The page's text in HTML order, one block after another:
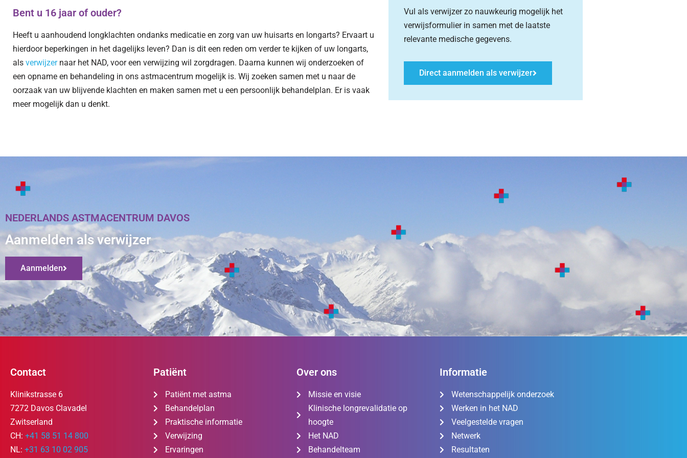
Bent u 16 jaar of ouder?
Heeft u aanhoudend longklachten ondanks medicatie en zorg van uw huisarts en longarts? Ervaart u
hierdoor beperkingen in het dagelijks leven? Dan is dit een reden om verder te kijken of uw longarts,
als verwijzernaar het NAD, voor een verwijzing wil zorgdragen. Daarna kunnen wij onderzoeken of
een opname en behandeling in ons astmacentrum mogelijk is. Wij zoeken samen met u naar de
oorzaak van uw blijvende klachten en maken samen met u een persoonlijk behandelplan. Er is vaak
meer mogelijk dan u denkt.
Vul als verwijzer zo nauwkeurig mogelijk het
verwijsformulier in samen met de laatste
relevante medische gegevens.
Direct aanmelden als verwijzer
NEDERLANDS ASTMACENTRUM DAVOS
Aanmelden als verwijzer
Aanmelden
Contact
Klinikstrasse 6
7272 Davos Clavadel
Zwitserland
CH: +41 58 51 14 800
NL: +31 63 10 02 905
Patiënt
Patiënt met astma
Behandelplan
Praktische informatie
Verwijzing
Ervaringen
Over ons
Missie en visie
Klinische longrevalidatie op
hoogte
Het NAD
Behandelteam
Informatie
Wetenschappelijk onderzoek
Werken in het NAD
Veelgestelde vragen
Netwerk
Resultaten